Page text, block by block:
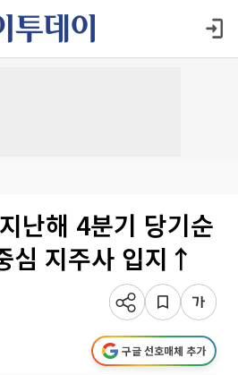
난해 4분기 당기순
심 지주사 입지↑
구글 선호매체 추가